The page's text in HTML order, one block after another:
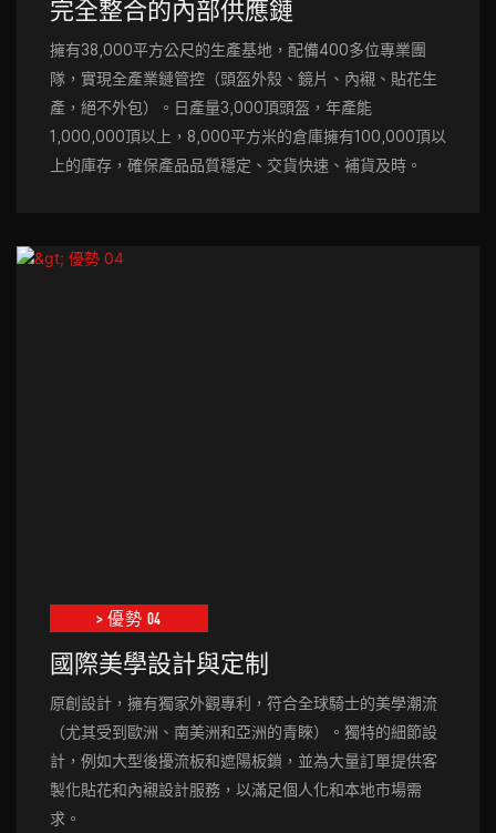
完全整合的內部供應鏈
擁有38,000平方公尺的生產基地，配備400多位專業團
隊，實現全產業鏈管控（頭盔外殼、鏡片、內襯、貼花生
產，絕不外包）。日產量3,000頂頭盔，年產能
1,000,000頂以上，8,000平方米的倉庫擁有100,000頂以
上的庫存，確保產品品質穩定、交貨快速、補貨及時。
> 優勢 04
國際美學設計與定制
原創設計，擁有獨家外觀專利，符合全球騎士的美學潮流
（尤其受到歐洲、南美洲和亞洲的青睞）。獨特的細節設
計，例如大型後擾流板和遮陽板鎖，並為大量訂單提供客
製化貼花和內襯設計服務，以滿足個人化和本地市場需
求。